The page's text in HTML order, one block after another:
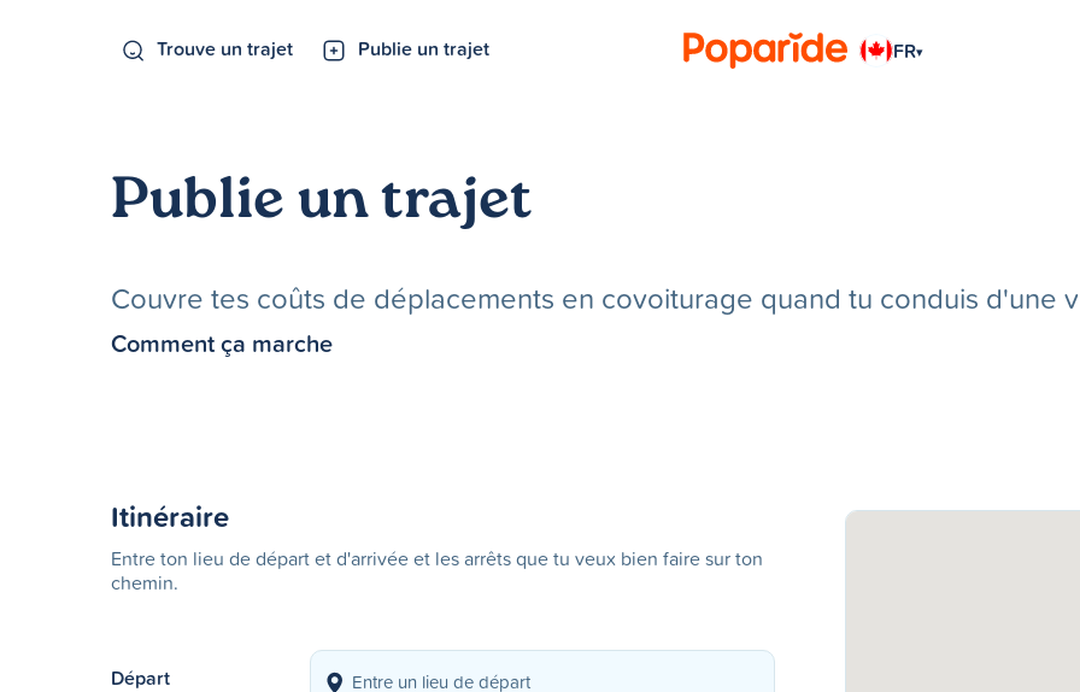
Trouve un trajet Publie un trajet FR▾
Publie un trajet
Couvre tes coûts de déplacements en covoiturage quand tu conduis d'une
Comment ça marche
Itinéraire
Entre ton lieu de départ et d'arrivée et les arrêts que tu veux bien faire sur ton
chemin.
Départ